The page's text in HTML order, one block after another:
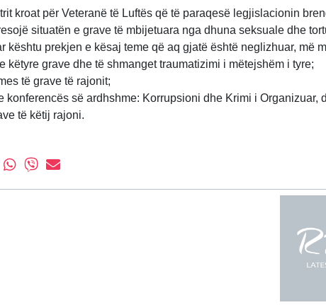
kroat për Veteranë të Luftës që të paraqesë legjislacionin
situatën e grave të mbijetuara nga dhuna seksuale dhe
kështu prekjen e kësaj teme që aq gjatë është neglizhuar, më
këtyre grave dhe të shmanget traumatizimi i mëtejshëm i tyre;
të grave të rajonit;
konferencës së ardhshme: Korrupsioni dhe Krimi i Organizuar,
të këtij rajoni.